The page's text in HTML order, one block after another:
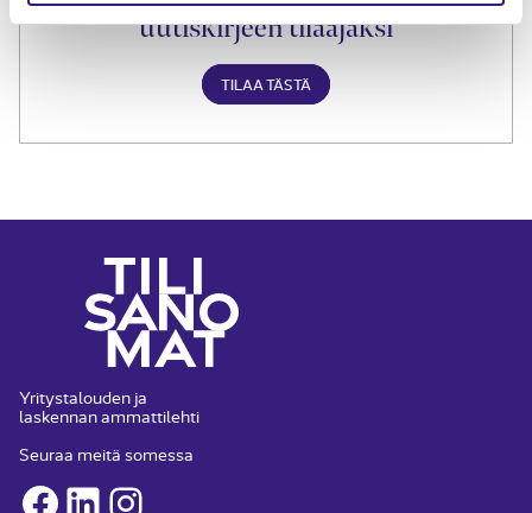
uutiskirjeen tilaajaksi
TILAA TÄSTÄ
Yritystalouden ja
laskennan ammattilehti
Seuraa meitä somessa
Facebook
LinkedInInstagram